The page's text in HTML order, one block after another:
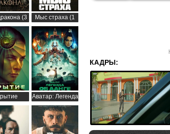
(3
Мыс страха (1
сезон)
(3
Аватар: Легенда
об Аанге (2
сезон)
КАДРЫ: